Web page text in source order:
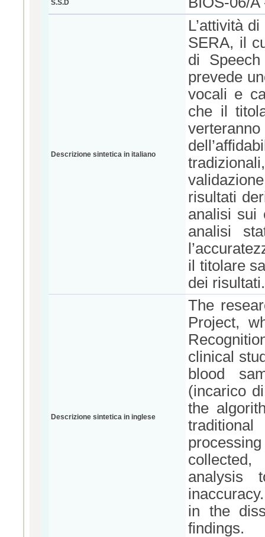
S.S.D
Descrizione sintetica in italiano
L’attività
SERA, il
di
prevede
vocali e
che il
risultati
analisi sui
analisi
il titolare
dei risultati.
Descrizione sintetica in inglese
The
Project,
clinical
blood
(incarico
the
analysis
in the
findings.